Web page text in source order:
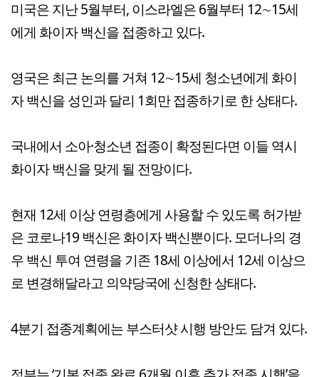
미국은 지난 5월부터, 이스라엘은 6월부터 12∼15세
에게 화이자 백신을 접종하고 있다.
영국은 최근 논의를 거쳐 12∼15세 청소년에게 화이
자 백신을 성인과 달리 1회만 접종하기로 한 상태다.
국내에서 소아·청소년 접종이 확정된다면 이들 역시
화이자 백신을 맞게 될 전망이다.
현재 12세 이상 연령층에게 사용할 수 있도록 허가받
은 코로나19 백신은 화이자 백신뿐이다. 모더나의 경
우 백신 투여 연령을 기존 18세 이상에서 12세 이상으
로 변경해달라고 의약당국에 신청한 상태다.
4분기 접종계획에는 부스터샷 시행 방안도 담겨 있다.